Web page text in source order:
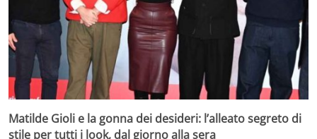
Matilde Gioli e la gonna dei desideri: l’alleato segreto di
stile per tutti i look, dal giorno alla sera